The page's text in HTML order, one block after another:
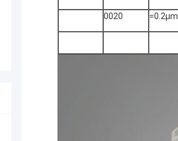
0020 =0.2μm